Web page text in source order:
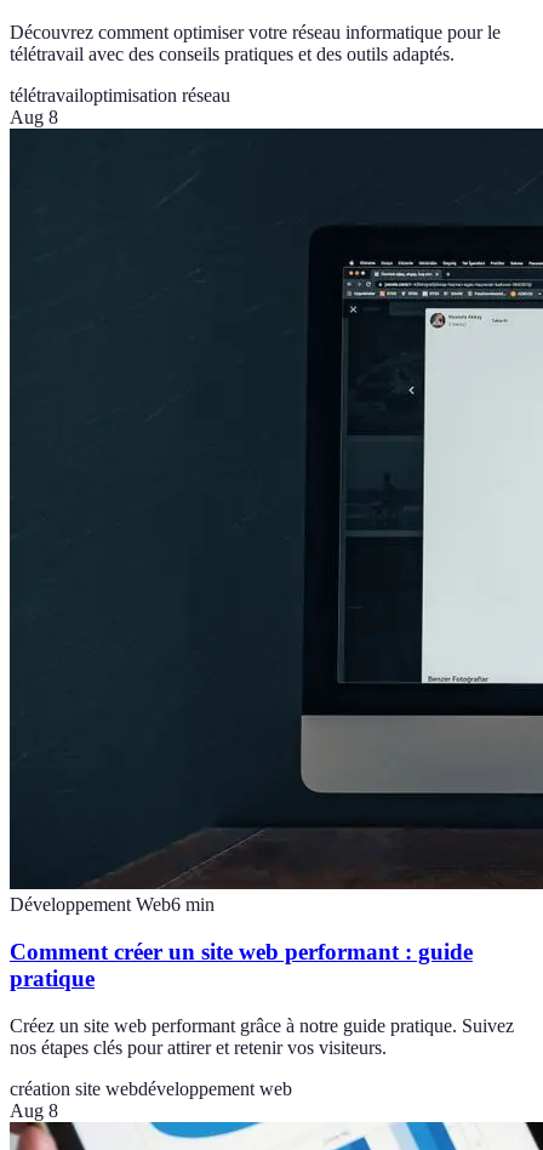
Découvrez comment optimiser votre réseau informatique pour le
télétravail avec des conseils pratiques et des outils adaptés.
télétravailoptimisation réseau
Aug 8
Développement Web6 min
Comment créer un site web performant : guide
pratique
Créez un site web performant grâce à notre guide pratique. Suivez
nos étapes clés pour attirer et retenir vos visiteurs.
création site webdéveloppement web
Aug 8